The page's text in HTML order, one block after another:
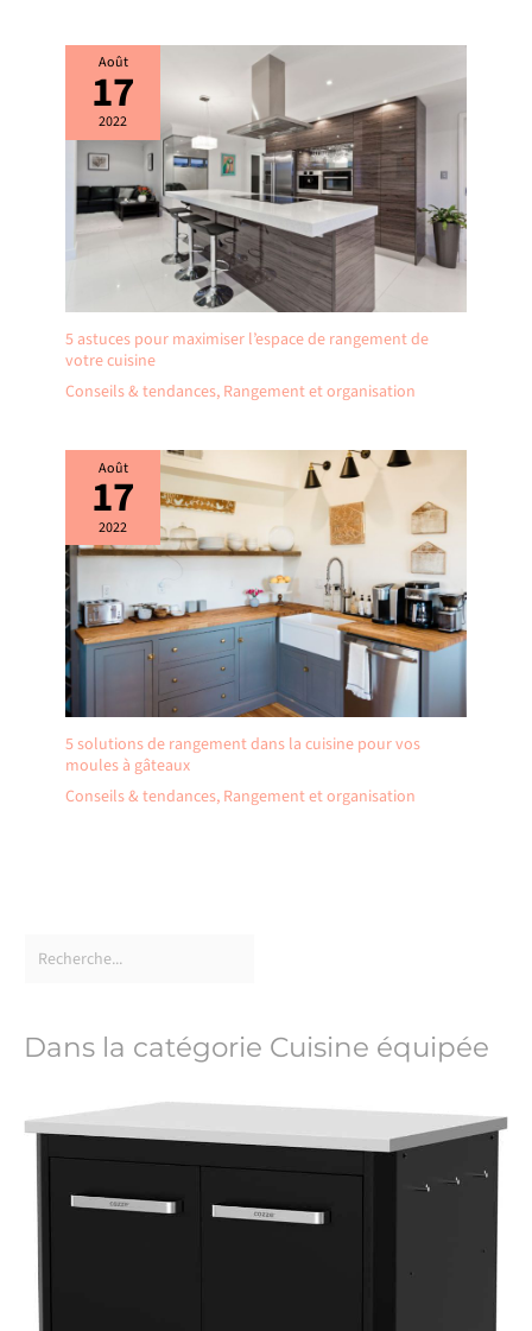
Août
17
2022
5 astuces pour maximiser l’espace de rangement de
votre cuisine
Conseils & tendances, Rangement et organisation
Août
17
2022
5 solutions de rangement dans la cuisine pour vos
moules à gâteaux
Conseils & tendances, Rangement et organisation
Dans la catégorie Cuisine équipée